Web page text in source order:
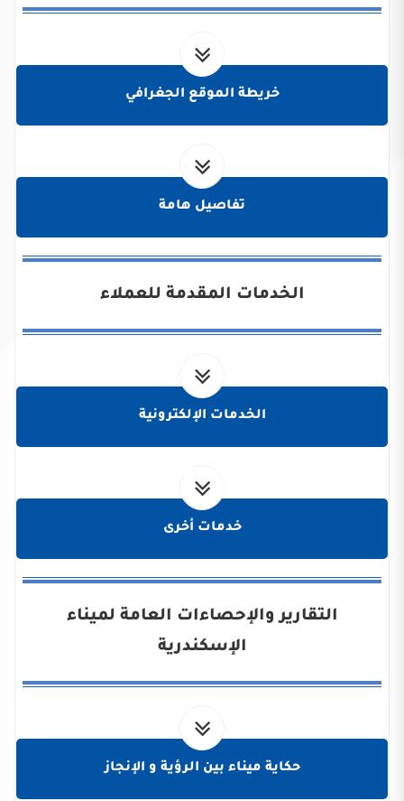
خريطة الموقع الجغرافي
تفاصيل هامة
الخدمات المقدمة للعملاء
الخدمات الإلكترونية
خدمات أخرى
التقارير والإحصاءات العامة لميناء
الإسكندرية
حكاية ميناء بين الرؤية و الإنجاز